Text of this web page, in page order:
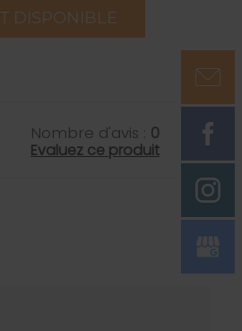
DISPONIBLE
Nombre d'avis : 0
Evaluez ce produit